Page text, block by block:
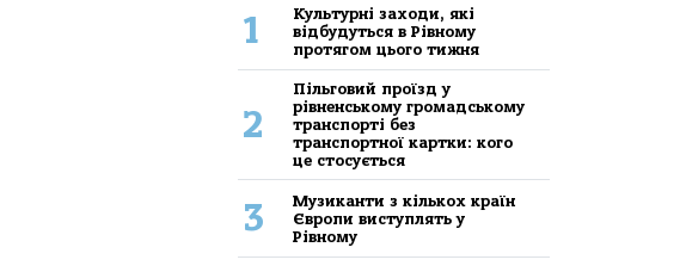
1
Культурні заходи, які
відбудуться в Рівному
протягом цього тижня
2
Пільговий проїзд у
рівненському громадському
транспорті без
транспортної картки: кого
це стосується
3
Музиканти з кількох країн
Європи виступлять у
Рівному